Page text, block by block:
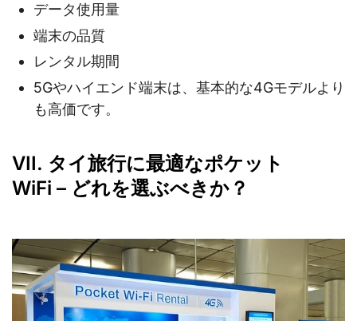
データ使用量
端末の品質
レンタル期間
5Gやハイエンド端末は、基本的な4Gモデルより
も高価です。
VII. タイ旅行に最適なポケット
WiFi – どれを選ぶべきか？